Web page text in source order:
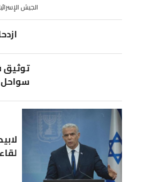
الجيش
توثيق
سواحل